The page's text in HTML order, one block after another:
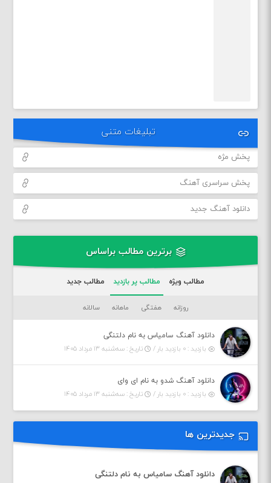
تبلیغات متنی
پخش مژه
پخش سراسری آهنگ
دانلود آهنگ جدید
برترین مطالب براساس
مطالب ویژه مطالب پر بازدید مطالب جدید
روزانه هفتگی ماهانه سالانه
دانلود آهنگ سامیاس به نام دلتنگی
بازدید : ۰ بازدید بار /
تاریخ : سه‌شنبه ۱۳ مرداد ۱۴۰۵
دانلود آهنگ شدو به نام ای وای
بازدید : ۰ بازدید بار /
تاریخ : سه‌شنبه ۱۳ مرداد ۱۴۰۵
جدیدترین ها
دانلود آهنگ سامیاس به نام دلتنگی